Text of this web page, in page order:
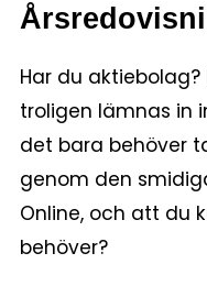
Har du
troligen lämnas in
det bara behöver
genom den
Online, och att du
behöver?